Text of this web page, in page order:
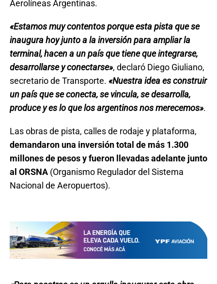
Aerolíneas Argentinas.
«Estamos muy contentos porque esta pista que se
inaugura hoy junto a la inversión para ampliar la
terminal, hacen a un país que tiene que integrarse,
desarrollarse y conectarse», declaró Diego Giuliano,
secretario de Transporte. «Nuestra idea es construir
un país que se conecta, se vincula, se desarrolla,
produce y es lo que los argentinos nos merecemos».
Las obras de pista, calles de rodaje y plataforma,
demandaron una inversión total de más 1.300
millones de pesos y fueron llevadas adelante junto
al ORSNA (Organismo Regulador del Sistema
Nacional de Aeropuertos).